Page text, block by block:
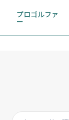
プロゴルファ
ー